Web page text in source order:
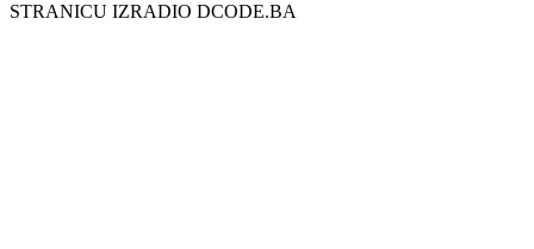
STRANICU IZRADIO DCODE.BA